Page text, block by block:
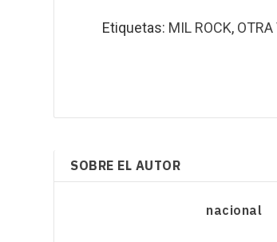
Etiquetas: MIL ROCK, OTRA
SOBRE EL AUTOR
nacional